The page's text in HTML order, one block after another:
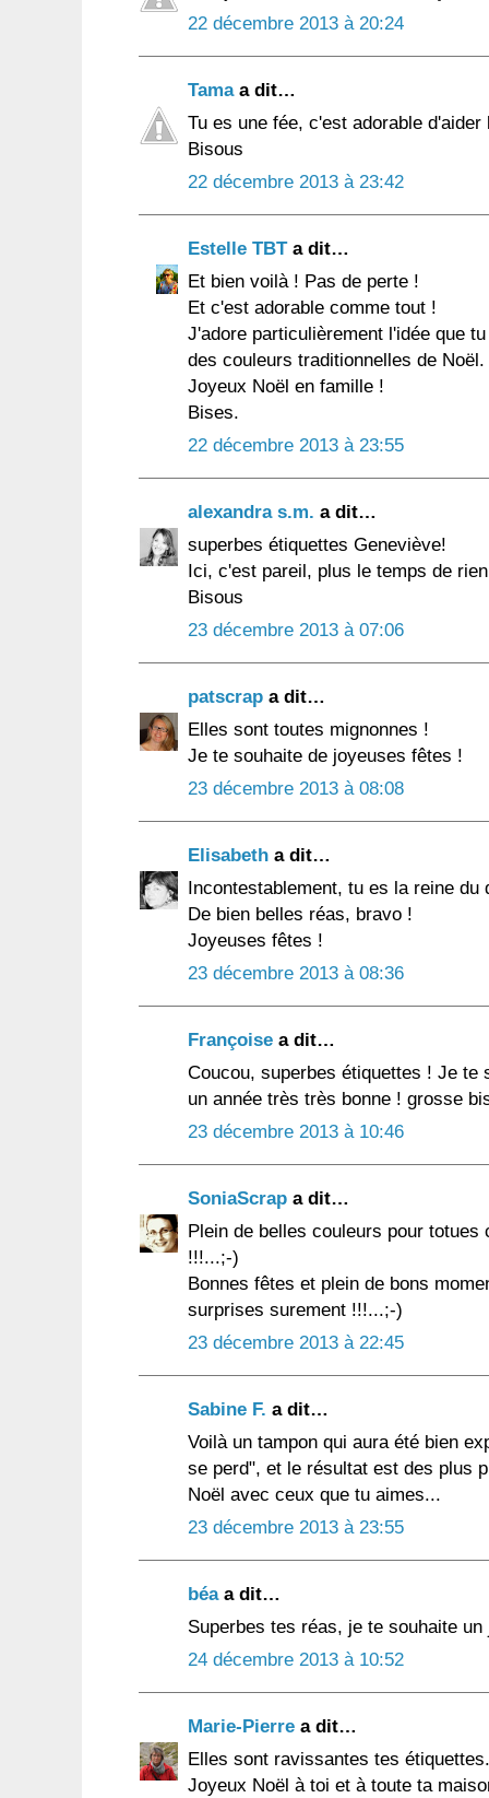
22 décembre 2013 à 20:24
Tamaa dit…
Tu es une fée, c'est adorable
Bisous
22 décembre 2013 à 23:42
Estelle TBTa dit…
Et bien voilà ! Pas de perte !
Et c'est adorable comme tout !
J'adore particulièrement l'idée que
des couleurs traditionnelles de Noël.
Joyeux Noël en famille !
Bises.
22 décembre 2013 à 23:55
alexandra s.m. a dit…
superbes étiquettes Geneviève!
Ici, c'est pareil, plus le temps de
Bisous
23 décembre 2013 à 07:06
patscrap a dit…
Elles sont toutes mignonnes !
Je te souhaite de joyeuses fêtes !
23 décembre 2013 à 08:08
Elisabeth a dit…
Incontestablement, tu es la reine
De bien belles réas, bravo !
Joyeuses fêtes !
23 décembre 2013 à 08:36
Françoise a dit…
Coucou, superbes étiquettes ! Je te
un année très très bonne ! grosse
23 décembre 2013 à 10:46
SoniaScrap a dit…
Plein de belles couleurs pour
!!!...;-)
Bonnes fêtes et plein de bons
surprises surement !!!...;-)
23 décembre 2013 à 22:45
Sabine F. a dit…
Voilà un tampon qui aura été bien
se perd", et le résultat est des plus
Noël avec ceux que tu aimes...
23 décembre 2013 à 23:55
béaa dit…
Superbes tes réas, je te souhaite
24 décembre 2013 à 10:52
Marie-Pierre a dit…
Elles sont ravissantes tes étiquettes.
Joyeux Noël à toi et à toute ta